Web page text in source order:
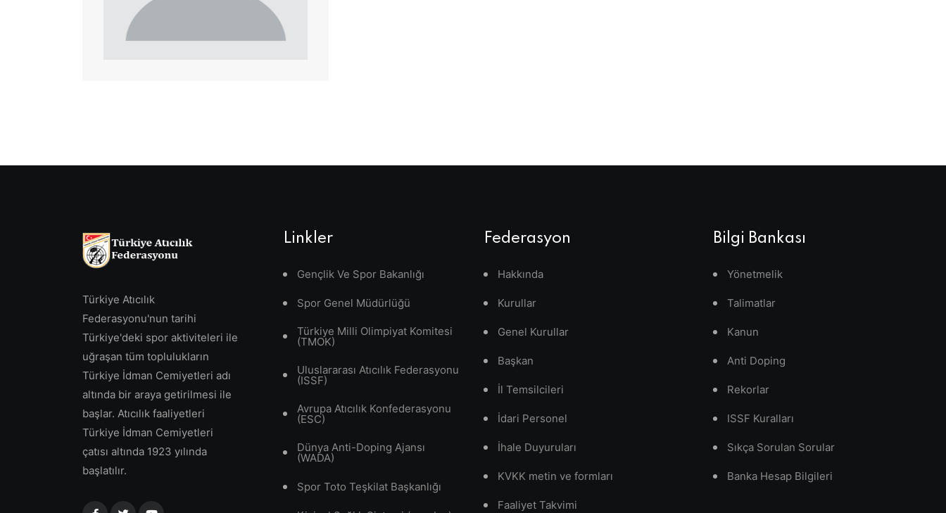
Türkiye Atıcılık
Federasyonu'nun tarihi
Türkiye'deki spor aktiviteleri ile
uğraşan tüm toplulukların
Türkiye İdman Cemiyetleri adı
altında bir araya getirilmesi ile
başlar. Atıcılık faaliyetleri
Türkiye İdman Cemiyetleri
çatısı altında 1923 yılında
başlatılır.
Linkler
Gençlik Ve Spor Bakanlığı
Spor Genel Müdürlüğü
Türkiye Milli Olimpiyat Komitesi
(TMOK)
Uluslararası Atıcılık Federasyonu
(ISSF)
Avrupa Atıcılık Konfederasyonu
(ESC)
Dünya Anti-Doping Ajansı
(WADA)
Spor Toto Teşkilat Başkanlığı
Federasyon
Hakkında
Kurullar
Genel Kurullar
Başkan
İl Temsilcileri
İdari Personel
İhale Duyuruları
KVKK metin ve formları
Faaliyet Takvimi
Bilgi Bankası
Yönetmelik
Talimatlar
Kanun
Anti Doping
Rekorlar
ISSF Kuralları
Sıkça Sorulan Sorular
Banka Hesap Bilgileri